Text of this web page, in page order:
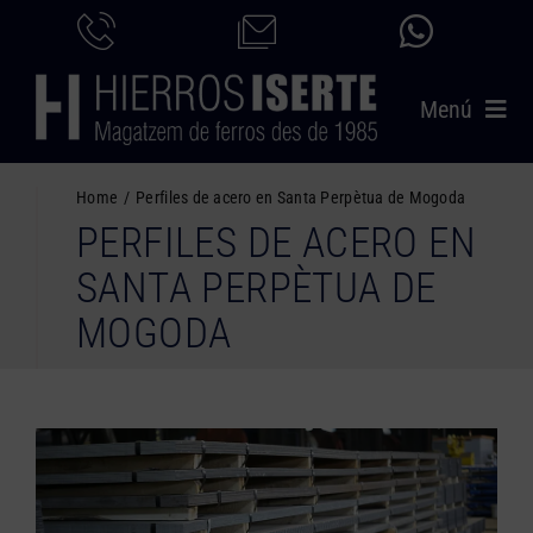
contenido
Menú
PRODUCTOS
SERVICIOS
CATÁLOGO
CONTACTO
Home Perfiles de acero en Santa Perpètua de Mogoda
PERFILES DE ACERO EN
SANTA PERPÈTUA DE
MOGODA